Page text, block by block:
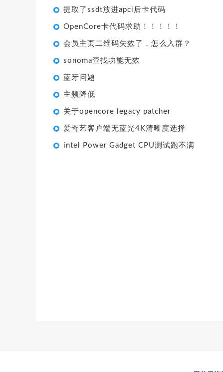
提取了ssdt放进apci后卡代码
OpenCore卡代码求助！！！！！
会员主页二维码失效了，怎么入群？
sonoma查找功能无效
蓝牙问题
主频降低
关于opencore legacy patcher
爱奇艺客户端无蓝光4K清晰度选择
intel Power Gadget CPU测试跑不满